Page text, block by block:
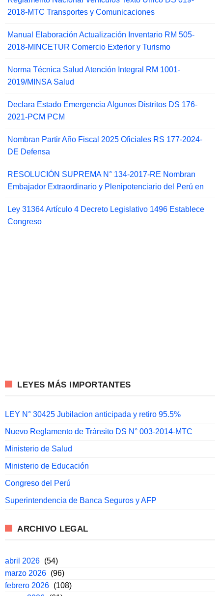
2018-MTC Transportes y Comunicaciones
Manual Elaboración Actualización Inventario RM 505-
2018-MINCETUR Comercio Exterior y Turismo
Norma Técnica Salud Atención Integral RM 1001-
2019/MINSA Salud
Declara Estado Emergencia Algunos Distritos DS 176-
2021-PCM PCM
Nombran Partir Año Fiscal 2025 Oficiales RS 177-2024-
DE Defensa
RESOLUCIÓN SUPREMA N° 134-2017-RE Nombran
Embajador Extraordinario y Plenipotenciario del Perú en
Ley 31364 Artículo 4 Decreto Legislativo 1496 Establece
Congreso
LEYES MÁS IMPORTANTES
LEY N° 30425 Jubilacion anticipada y retiro 95.5%
Nuevo Reglamento de Tránsito DS N° 003-2014-MTC
Ministerio de Salud
Ministerio de Educación
Congreso del Perú
Superintendencia de Banca Seguros y AFP
ARCHIVO LEGAL
abril 2026 (54)
marzo 2026 (96)
febrero 2026 (108)